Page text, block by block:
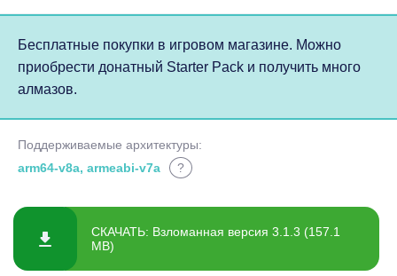
Бесплатные покупки в игровом магазине. Можно
приобрести донатный Starter Pack и получить много
алмазов.
Поддерживаемые архитектуры:
arm64-v8a, armeabi-v7a
?
СКАЧАТЬ: Взломанная версия 3.1.3 (157.1
MB)